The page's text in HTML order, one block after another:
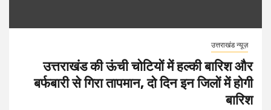
उत्तराखंड न्यूज़
उत्तराखंड की ऊंची चोटियों में हल्की बारिश और
बर्फबारी से गिरा तापमान, दो दिन इन जिलों में होगी
बारिश